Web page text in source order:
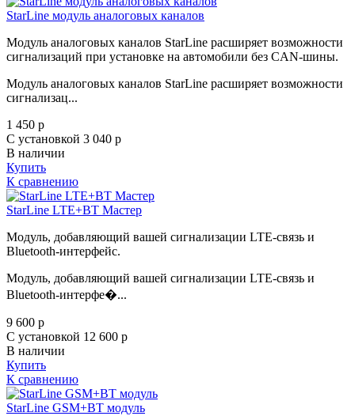
StarLine модуль аналоговых каналов
Модуль аналоговых каналов StarLine расширяет возможности
сигнализаций при установке на автомобили без CAN-шины.
Модуль аналоговых каналов StarLine расширяет возможности
сигнализац...
1 450 p
С установкой 3 040 p
В наличии
Купить
К сравнению
StarLine LTE+BT Мастер
Модуль, добавляющий вашей сигнализации LTE-связь и
Bluetooth-интерфейс.
Модуль, добавляющий вашей сигнализации LTE-связь и
Bluetooth-интерфе�...
9 600 p
С установкой 12 600 p
В наличии
Купить
К сравнению
StarLine GSM+BT модуль